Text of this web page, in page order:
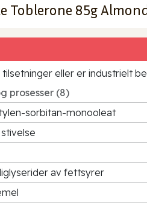
Toblerone 85g
eller er industrielt
prosesser (8)
sorbitan-monooleat
av fettsyrer